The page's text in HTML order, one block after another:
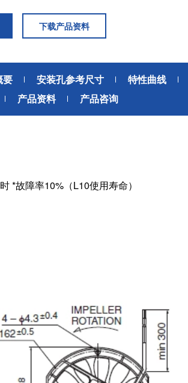
下载产品资料
要 安装孔参考尺寸
特性曲线
产品资料 产品咨询
*故障率10%（L10使用寿命）